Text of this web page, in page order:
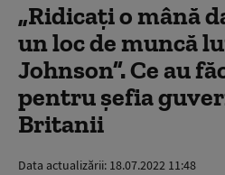
„Ridicați o mână
un loc de muncă
Johnson”. Ce au
pentru șefia
Britanii
Data actualizării: 18.07.2022 11:48